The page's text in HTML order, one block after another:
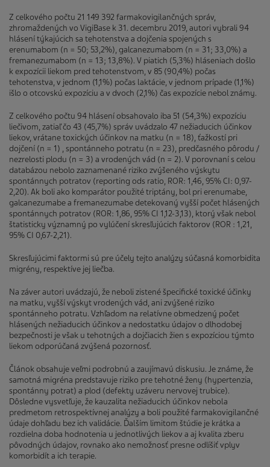
Z celkového počtu 21 149 392 farmakovigilančných správ,
zhromaždených vo VigiBase k 31. decembru 2019, autori vybrali 94
hlásení týkajúcich sa tehotenstva a dojčenia spojených s
erenumabom (n = 50; 53,2%), galcanezumabom (n = 31; 33,0%) a
fremanezumabom (n = 13; 13,8%). V piatich (5,3%) hláseniach došlo
k expozícii liekom pred tehotenstvom, v 85 (90,4%) počas
tehotenstva, v jednom (1,1%) počas laktácie, v jednom prípade (1,1%)
išlo o otcovskú expozíciu a v dvoch (2,1%) čas expozície nebol známy.
Z celkového počtu 94 hlásení obsahovalo iba 51 (54,3%) expozíciu
liečivom, zatiaľ čo 43 (45,7%) správ uvádzalo 47 nežiaducich účinkov
liekov, vrátane toxických účinkov na matku (n = 18), ťažkostí pri
dojčení (n = 1) , spontánneho potratu (n = 23), predčasného pôrodu /
nezrelosti plodu (n = 3) a vrodených vád (n = 2). V porovnaní s celou
databázou nebolo zaznamenané riziko zvýšeného výskytu
spontánnych potratov (reporting ods ratio, ROR: 1,46, 95% CI: 0,97-
2,20). Ak boli ako komparátor použité triptány, bol pri erenumabe,
galcanezumabe a fremanezumabe detekovaný vyšší počet hlásených
spontánnych potratov (ROR: 1,86, 95% CI 1,12-3,13), ktorý však nebol
štatisticky významný po vylúčení skresľujúcich faktorov (ROR : 1,21,
95% CI 0,67-2,21).
Skresľujúcimi faktormi sú pre účely tejto analýzy súčasná komorbidita
migrény, respektíve jej liečba.
Na záver autori uvádzajú, že neboli zistené špecifické toxické účinky
na matku, vyšší výskyt vrodených vád, ani zvýšené riziko
spontánneho potratu. Vzhľadom na relatívne obmedzený počet
hlásených nežiaducich účinkov a nedostatku údajov o dlhodobej
bezpečnosti je však u tehotných a dojčiacich žien s expozíciou týmto
liekom odporúčaná zvýšená pozornosť.
Článok obsahuje veľmi podrobnú a zaujímavú diskusiu. Je známe, že
samotná migréna predstavuje riziko pre tehotné ženy (hypertenzia,
spontánny potrat) a plod (defekty uzáveru nervovej trubice).
Dôsledne vysvetľuje, že kauzalita nežiaducich účinkov nebola
predmetom retrospektívnej analýzy a boli použité farmakovigilančné
údaje dohľadu bez ich validácie. Ďalším limitom štúdie je krátka a
rozdielna doba hodnotenia u jednotlivých liekov a aj kvalita zberu
pôvodných údajov, rovnako ako nemožnosť presne odlíšiť vplyv
komorbidít a ich terapie.